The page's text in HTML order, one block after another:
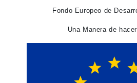
Fondo Europeo de
Una Manera de